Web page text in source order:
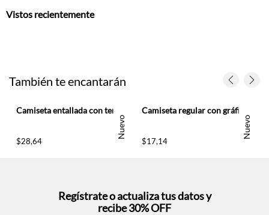
Vistos recientemente
También te encantarán
Nuevo
$28,64
Nuevo
$17,14
Regístrate o actualiza tus datos y
recibe 30% OFF